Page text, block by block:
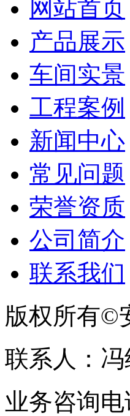
网站首页
产品展示
车间实景
工程案例
新闻中心
常见问题
荣誉资质
公司简介
联系我们
版权所有©
联系人：冯
业务咨询电